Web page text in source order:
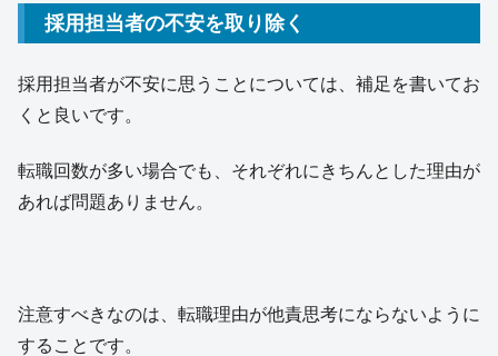
採用担当者の不安を取り除く
採用担当者が不安に思うことについては、補足を書いてお
くと良いです。
転職回数が多い場合でも、それぞれにきちんとした理由が
あれば問題ありません。
注意すべきなのは、転職理由が他責思考にならないように
することです。